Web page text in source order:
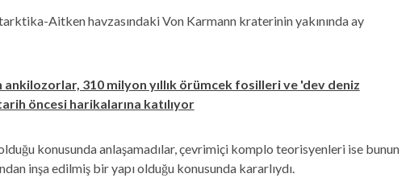
Aitken havzasındaki Von Karmann kraterinin yakınında ay
ankilozorlar, 310 milyon yıllık örümcek fosilleri ve 'dev deniz
öncesi harikalarına katılıyor
konusunda anlaşamadılar, çevrimiçi komplo teorisyenleri ise bunun
inşa edilmiş bir yapı olduğu konusunda kararlıydı.